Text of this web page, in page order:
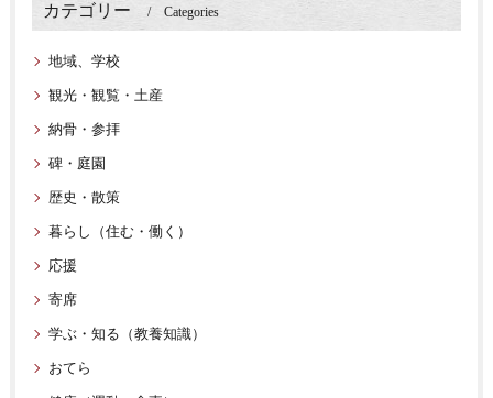
カテゴリー Categories
地域、学校
観光・観覧・土産
納骨・参拝
碑・庭園
歴史・散策
暮らし（住む・働く）
応援
寄席
学ぶ・知る（教養知識）
おてら